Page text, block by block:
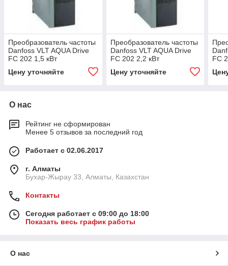
Преобразователь частоты
Danfoss VLT AQUA Drive
FC 202 1,5 кВт
Цену уточняйте
Преобразователь частоты
Danfoss VLT AQUA Drive
FC 202 2,2 кВт
Цену уточняйте
FC
О нас
Рейтинг не сформирован
Менее 5 отзывов за последний год
Работает с 02.06.2017
г. Алматы
Бухар-Жырау 33, Алматы, Казахстан
Контакты
Сегодня работает с 09:00 до 18:00
Показать весь график работы
О нас